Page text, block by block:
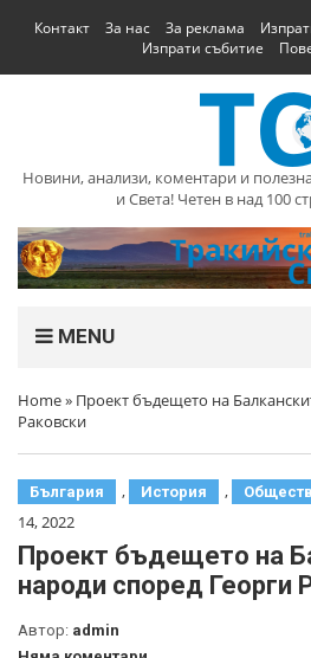
Контакт За нас За реклама
Изпрати събитие
Новини, анализи, коментари и
и Света! Четен в над 100
MENU
Home» Проект бъдещето на
Раковски
България , История ,
14, 2022
Проект бъдещето на
народи според Георги
Автор: admin